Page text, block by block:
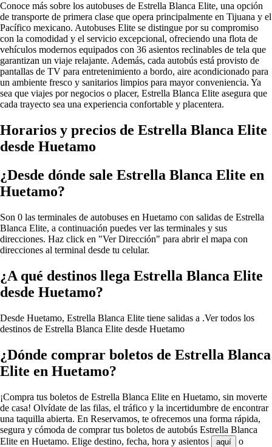
Conoce más sobre los autobuses de Estrella Blanca Elite, una opción
de transporte de primera clase que opera principalmente en Tijuana y el
Pacífico mexicano. Autobuses Elite se distingue por su compromiso
con la comodidad y el servicio excepcional, ofreciendo una flota de
vehículos modernos equipados con 36 asientos reclinables de tela que
garantizan un viaje relajante. Además, cada autobús está provisto de
pantallas de TV para entretenimiento a bordo, aire acondicionado para
un ambiente fresco y sanitarios limpios para mayor conveniencia. Ya
sea que viajes por negocios o placer, Estrella Blanca Elite asegura que
cada trayecto sea una experiencia confortable y placentera.
Horarios y precios de Estrella Blanca Elite
desde Huetamo
¿Desde dónde sale Estrella Blanca Elite en
Huetamo?
Son 0 las terminales de autobuses en Huetamo con salidas de Estrella
Blanca Elite, a continuación puedes ver las terminales y sus
direcciones. Haz click en "Ver Dirección" para abrir el mapa con
direcciones al terminal desde tu celular.
¿A qué destinos llega Estrella Blanca Elite
desde Huetamo?
Desde Huetamo, Estrella Blanca Elite tiene salidas a .Ver todos los
destinos de Estrella Blanca Elite desde Huetamo
¿Dónde comprar boletos de Estrella Blanca
Elite en Huetamo?
¡Compra tus boletos de Estrella Blanca Elite en Huetamo, sin moverte
de casa! Olvídate de las filas, el tráfico y la incertidumbre de encontrar
una taquilla abierta. En Reservamos, te ofrecemos una forma rápida,
segura y cómoda de comprar tus boletos de autobús Estrella Blanca
Elite en Huetamo. Elige destino, fecha, hora y asientos
aquí
o